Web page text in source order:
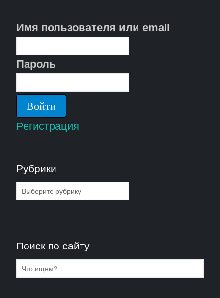
Имя пользователя или email
Пароль
Регистрация
Рубрики
Рубрики
Поиск по сайту